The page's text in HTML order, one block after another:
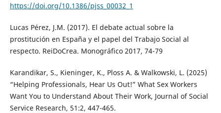
https://doi.org/10.1386/pjss_00032_1
Lucas Pérez, J.M. (2017). El debate actual sobre la
prostitución en España y el papel del Trabajo Social al
respecto. ReiDoCrea. Monográfico 2017, 74-79
Karandikar, S., Kieninger, K., Ploss A. & Walkowski, L. (2025)
“Helping Professionals, Hear Us Out!” What Sex Workers
Want You to Understand About Their Work, Journal of Social
Service Research, 51:2, 447-465.